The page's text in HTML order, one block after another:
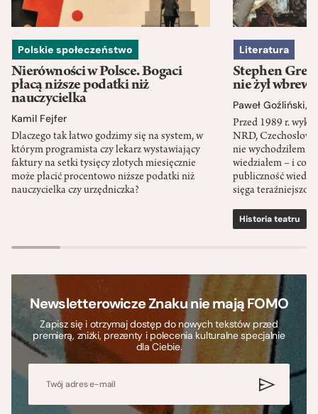
Polskie społeczeństwo
Nierówności w Polsce. Bogaci
płacą niższe podatki niż
nauczycielka
Kamil Fejfer
Dlaczego tak łatwo godzimy się na system, w
którym programista czy lekarz wystawiający
faktury na setki tysięcy złotych miesięcznie
może płacić procentowo niższe podatki niż
nauczycielka czy urzędniczka?
Literatura
Stephen
nie żył wbrew
Paweł Goźliński,
Przed 1989 r.
NRD,
nie wychodziłem
wiedziałem – i co
publiczność
sięga
Historia teatru
Newsletterowicze Znaku nie mają FOMO
Zapisz się i otrzymaj dostęp do nowych tekstów przed
premierą, zniżki, prezenty i polecenia kulturalne specjalnie
dla Ciebie.